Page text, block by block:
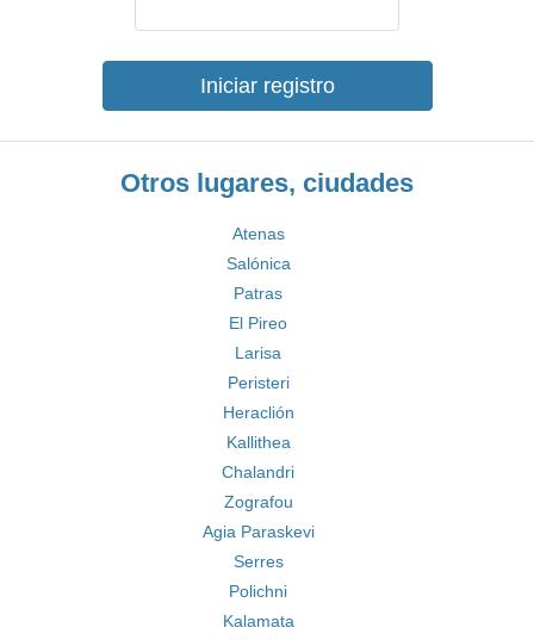
Iniciar registro
Otros lugares, ciudades
Atenas
Salónica
Patras
El Pireo
Larisa
Peristeri
Heraclión
Kallithea
Chalandri
Zografou
Agia Paraskevi
Serres
Polichni
Kalamata